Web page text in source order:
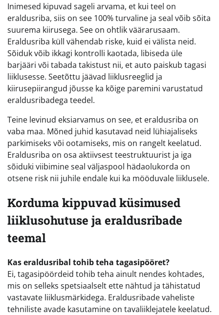
Inimesed kipuvad sageli arvama, et kui teel on
eraldusriba, siis on see 100% turvaline ja seal võib sõita
suurema kiirusega. See on ohtlik väärarusaam.
Eraldusriba küll vähendab riske, kuid ei välista neid.
Sõiduk võib ikkagi kontrolli kaotada, libiseda üle
barjääri või tabada takistust nii, et auto paiskub tagasi
liiklusesse. Seetõttu jäävad liiklusreeglid ja
kiirusepiirangud jõusse ka kõige paremini varustatud
eraldusribadega teedel.
Teine levinud eksiarvamus on see, et eraldusriba on
vaba maa. Mõned juhid kasutavad neid lühiajaliseks
parkimiseks või ootamiseks, mis on rangelt keelatud.
Eraldusriba on osa aktiivsest teestruktuurist ja iga
sõiduki viibimine seal väljaspool hädaolukorda on
otsene risk nii juhile endale kui ka mööduvale liiklusele.
Korduma kippuvad küsimused
liiklusohutuse ja eraldusribade
teemal
Kas eraldusribal tohib teha tagasipööret?
Ei, tagasipöördeid tohib teha ainult nendes kohtades,
mis on selleks spetsiaalselt ette nähtud ja tähistatud
vastavate liiklusmärkidega. Eraldusribade vaheliste
tehniliste avade kasutamine on tavaliiklejatele keelatud.